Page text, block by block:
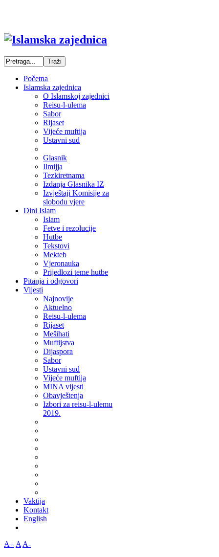
Početna
Islamska zajednica
O Islamskoj zajednici
Reisu-l-ulema
Sabor
Rijaset
Vijeće muftija
Ustavni sud
Glasnik
Ilmijja
Tezkiretnama
Izdanja Glasnika IZ
Izvještaji Komisije za
slobodu vjere
Dini Islam
Islam
Fetve i rezolucije
Hutbe
Tekstovi
Mekteb
Vjeronauka
Prijedlozi teme hutbe
Pitanja i odgovori
Vijesti
Najnovije
Aktuelno
Reisu-l-ulema
Rijaset
Mešihati
Muftijstva
Dijaspora
Sabor
Ustavni sud
Vijeće muftija
MINA vijesti
Obavještenja
Izbori za reisu-l-ulemu
2019.
Vaktija
Kontakt
English
A+ A A-